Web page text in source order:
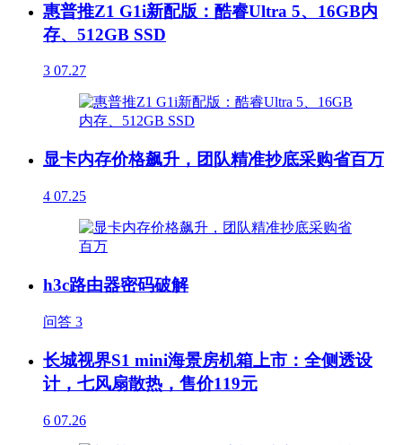
惠普推Z1 G1i新配版：酷睿Ultra 5、16GB内
存、512GB SSD
3 07.27
显卡内存价格飙升，团队精准抄底采购省百万
4 07.25
h3c路由器密码破解
问答 3
长城视界S1 mini海景房机箱上市：全侧透设
计，七风扇散热，售价119元
6 07.26